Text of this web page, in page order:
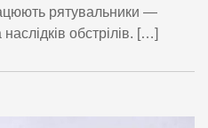
рятувальники —
обстрілів. […]